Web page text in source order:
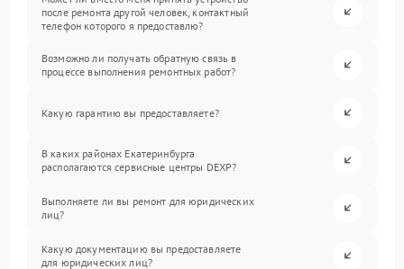
после ремонта другой человек, контактный
телефон которого я предоставлю?
Возможно ли получать обратную связь в
процессе выполнения ремонтных работ?
Какую гарантию вы предоставляете?
В каких районах Екатеринбурга
располагаются сервисные центры DEXP?
Выполняете ли вы ремонт для юридических
лиц?
Какую документацию вы предоставляете
для юридических лиц?